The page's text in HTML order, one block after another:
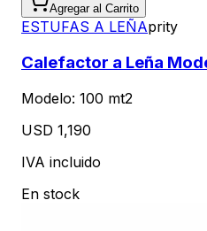
Agregar al Carrito
ESTUFAS A LEÑAprity
Calefactor a Leña
Modelo: 100 mt2
USD 1,190
IVA incluido
En stock